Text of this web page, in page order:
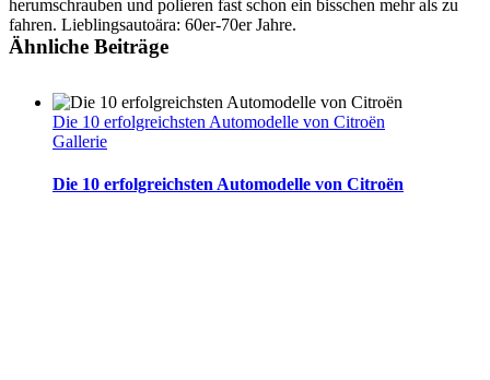
herumschrauben und polieren fast schon ein bisschen mehr als zu
fahren. Lieblingsautoära: 60er-70er Jahre.
Ähnliche Beiträge
Die 10 erfolgreichsten Automodelle von Citroën
Gallerie
Die 10 erfolgreichsten Automodelle von Citroën